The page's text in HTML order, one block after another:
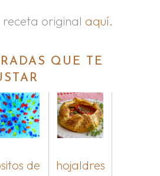
receta original aquí.
QUE TE
de
hojaldres